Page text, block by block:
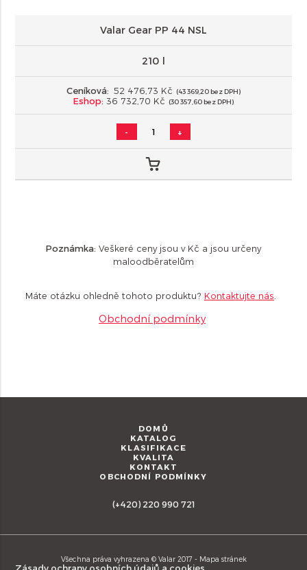
Valar Gear PP 44 NSL
210 l
Ceníková: 52 476,73 Kč (43 369,20 bez DPH)
Eshop: 36 732,70 Kč (30 357,60 bez DPH)
- +
Poznámka: Veškeré ceny jsou v Kč a jsou určeny
maloodběratelům
Máte otázku ohledně tohoto produktu? Kontaktujte nás
Obchodní podmínky
DOMŮ
KATALOG
KLASIFIKACE
KVALITA
KONTAKT
OBCHODNÍ PODMÍNKY
(+420) 220 990 721
Všechna práva vyhrazena © Valar 2017 - Mapa stránek
Zásady ochrany osobních údajů a cookies